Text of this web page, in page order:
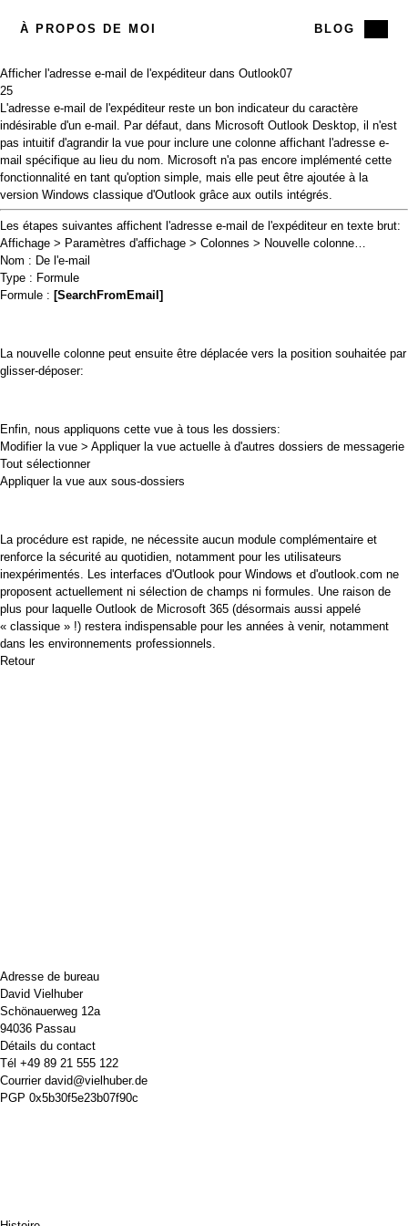
À PROPOS DE MOI BLOG
Afficher l'adresse e-mail de l'expéditeur dans Outlook07
25
L'adresse e-mail de l'expéditeur reste un bon indicateur du caractère
indésirable d'un e-mail. Par défaut, dans Microsoft Outlook Desktop, il n'est
pas intuitif d'agrandir la vue pour inclure une colonne affichant l'adresse e-
mail spécifique au lieu du nom. Microsoft n'a pas encore implémenté cette
fonctionnalité en tant qu'option simple, mais elle peut être ajoutée à la
version Windows classique d'Outlook grâce aux outils intégrés.
Les étapes suivantes affichent l'adresse e-mail de l'expéditeur en texte brut:
Affichage > Paramètres d'affichage > Colonnes > Nouvelle colonne…
Nom : De l'e-mail
Type : Formule
Formule : [SearchFromEmail]
La nouvelle colonne peut ensuite être déplacée vers la position souhaitée par
glisser-déposer:
Enfin, nous appliquons cette vue à tous les dossiers:
Modifier la vue > Appliquer la vue actuelle à d'autres dossiers de messagerie
Tout sélectionner
Appliquer la vue aux sous-dossiers
La procédure est rapide, ne nécessite aucun module complémentaire et
renforce la sécurité au quotidien, notamment pour les utilisateurs
inexpérimentés. Les interfaces d'Outlook pour Windows et d'outlook.com ne
proposent actuellement ni sélection de champs ni formules. Une raison de
plus pour laquelle Outlook de Microsoft 365 (désormais aussi appelé
« classique » !) restera indispensable pour les années à venir, notamment
dans les environnements professionnels.
Retour
Adresse de bureau
David Vielhuber
Schönauerweg 12a
94036 Passau
Détails du contact
Tél +49 89 21 555 122
Courrier david@vielhuber.de
PGP 0x5b30f5e23b07f90c